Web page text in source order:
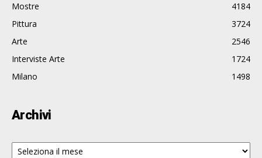
Mostre
4184
Pittura
3724
Arte
2546
Interviste Arte
1724
Milano
1498
Archivi
Archivi